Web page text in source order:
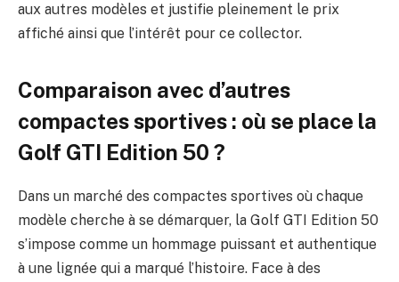
aux autres modèles et justifie pleinement le prix
affiché ainsi que l’intérêt pour ce collector.
Comparaison avec d’autres
compactes sportives : où se place la
Golf GTI Edition 50 ?
Dans un marché des compactes sportives où chaque
modèle cherche à se démarquer, la Golf GTI Edition 50
s’impose comme un hommage puissant et authentique
à une lignée qui a marqué l’histoire. Face à des